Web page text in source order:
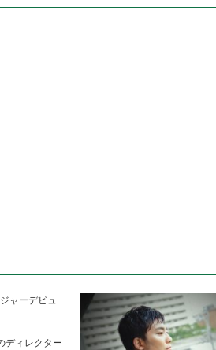
ャーデビュ
ディレクター